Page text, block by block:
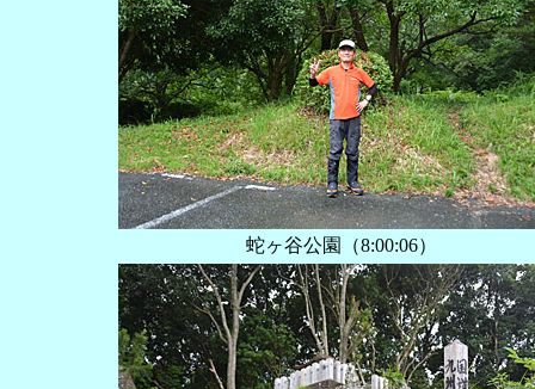
蛇ヶ谷公園（‏‎8:00:06）